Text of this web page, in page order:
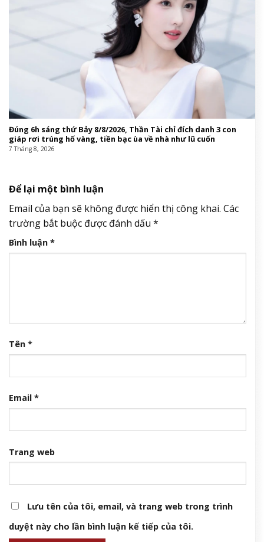
Đúng 6h sáng thứ Bảy 8/8/2026, Thần Tài chỉ đích danh 3 con
giáp rơi trúng hố vàng, tiền bạc ùa về nhà như lũ cuốn
7 Tháng 8, 2026
Để lại một bình luận
Email của bạn sẽ không được hiển thị công khai. Các
trường bắt buộc được đánh dấu *
Bình luận *
Tên *
Email *
Trang web
Lưu tên của tôi, email, và trang web trong trình
duyệt này cho lần bình luận kế tiếp của tôi.